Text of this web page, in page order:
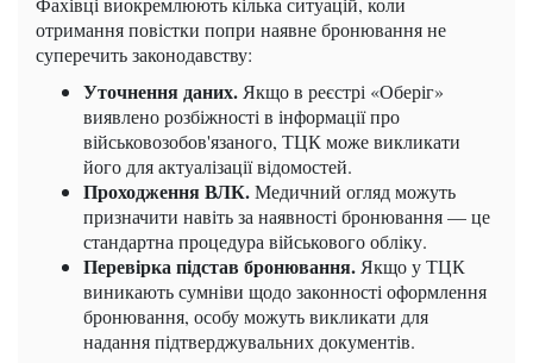
отримання повістки попри наявне бронювання не
суперечить законодавству:
Уточнення даних.Якщо в реєстрі «Оберіг»
виявлено розбіжності в інформації про
військовозобов'язаного, ТЦК може викликати
його для актуалізації відомостей.
Проходження ВЛК.Медичний огляд можуть
призначити навіть за наявності бронювання — це
стандартна процедура військового обліку.
Перевірка підстав бронювання.Якщо у ТЦК
виникають сумніви щодо законності оформлення
бронювання, особу можуть викликати для
надання підтверджувальних документів.